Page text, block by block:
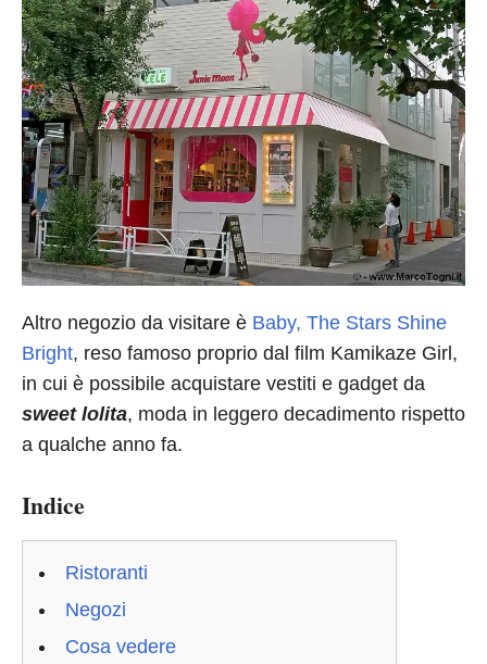
Altro negozio da visitare è Baby, The Stars Shine
Bright, reso famoso proprio dal film Kamikaze Girl,
in cui è possibile acquistare vestiti e gadget da
sweet lolita, moda in leggero decadimento rispetto
a qualche anno fa.
Indice
Ristoranti
Negozi
Cosa vedere